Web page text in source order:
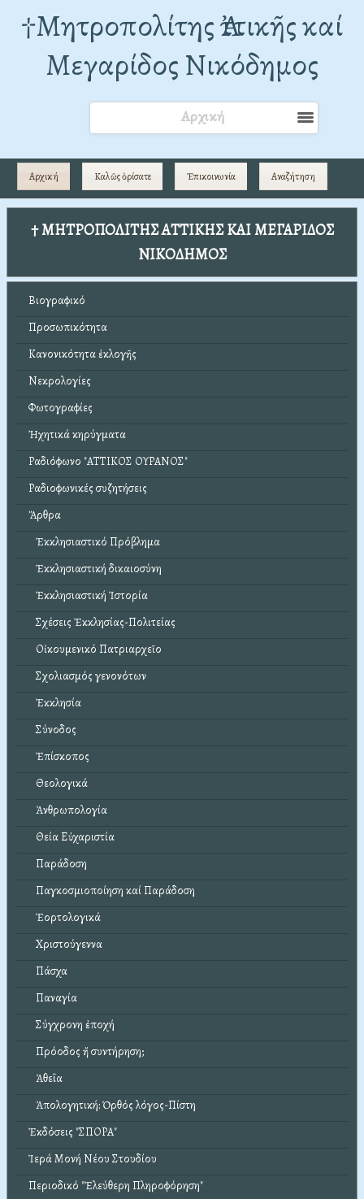
†Mητροπολίτης Ἀττικῆς καί
Μεγαρίδος Νικόδημος
Αρχική
Αρχική Καλῶς ὁρίσατε Ἐπικοινωνία Αναζήτηση
† ΜΗΤΡΟΠΟΛΙΤΗΣ ΑΤΤΙΚΗΣ ΚΑΙ ΜΕΓΑΡΙΔΟΣ
ΝΙΚΟΔΗΜΟΣ
Βιογραφικό
Προσωπικότητα
Κανονικότητα ἐκλογῆς
Νεκρολογίες
Φωτογραφίες
Ἠχητικά κηρύγματα
Ραδιόφωνο "ΑΤΤΙΚΟΣ ΟΥΡΑΝΟΣ"
Ραδιοφωνικές συζητήσεις
Ἄρθρα
Ἐκκλησιαστικό Πρόβλημα
Ἐκκλησιαστική δικαιοσύνη
Ἐκκλησιαστική Ἱστορία
Σχέσεις Ἐκκλησίας-Πολιτείας
Οἰκουμενικό Πατριαρχεῖο
Σχολιασμός γενονότων
Ἐκκλησία
Σύνοδος
Ἐπίσκοπος
Θεολογικά
Ἀνθρωπολογία
Θεία Εὐχαριστία
Παράδοση
Παγκοσμιοποίηση καί Παράδοση
Ἑορτολογικά
Χριστούγεννα
Πάσχα
Παναγία
Σύγχρονη ἐποχή
Πρόοδος ἤ συντήρηση;
Ἀθεΐα
Ἀπολογητική: Ὀρθός λόγος-Πίστη
Ἐκδόσεις "ΣΠΟΡΑ"
Ἱερά Μονή Νέου Στουδίου
Περιοδικό "Ἐλεύθερη Πληροφόρηση"